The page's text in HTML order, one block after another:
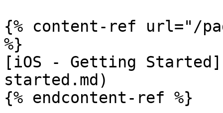
{% content-ref url="/
%}
[iOS - Getting
started.md)